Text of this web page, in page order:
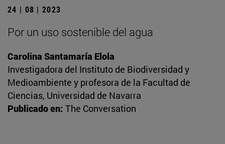
24 | 08 | 2023
Por un uso sostenible del agua
Carolina Santamaría Elola
Investigadora del Instituto de Biodiversidad y
Medioambiente y profesora de la Facultad de
Ciencias, Universidad de Navarra
Publicado en: The Conversation